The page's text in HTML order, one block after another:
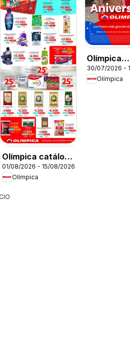
Olímpica catálogo
Más puntos, más
ahorro
01/08/2026 - 15/08/2026
Olímpica
Olímpica
Ofertas
30/07/2026 -
Olímpica